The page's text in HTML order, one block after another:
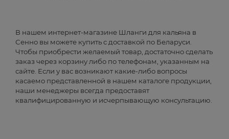
В нашем интернет-магазине Шланги для кальяна в
Сенно вы можете купить с доставкой по Беларуси.
Чтобы приобрести желаемый товар, достаточно сделать
заказ через корзину либо по телефонам, указанным на
сайте. Если у вас возникают какие-либо вопросы
касаемо представленной в нашем каталоге продукции,
наши менеджеры всегда предоставят
квалифицированную и исчерпывающую консультацию.